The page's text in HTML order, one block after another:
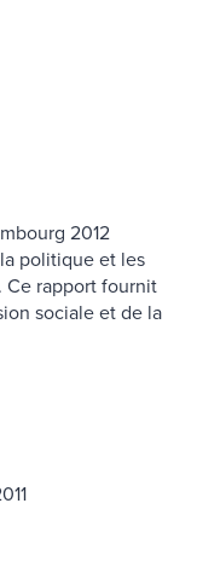
2012
politique et les
Ce rapport fournit
sociale et de la